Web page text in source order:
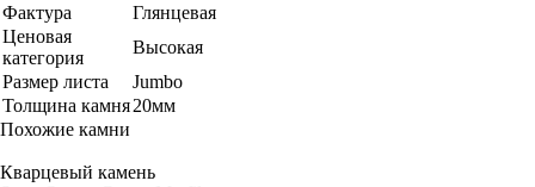
Фактура
Глянцевая
Ценовая
категория
Высокая
Размер листа
Jumbo
Толщина камня20мм
Похожие камни
Кварцевый камень